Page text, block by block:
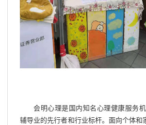
会明心理是国内知名心理健康服务
辅导业的先行者和行业标杆。面向个体和